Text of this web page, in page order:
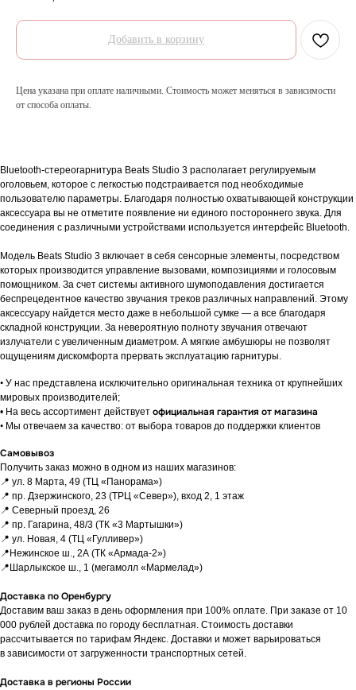
Добавить в корзину
Цена указана при оплате наличными. Стоимость может меняться в зависимости
от способа оплаты.
Bluetooth-стереогарнитура Beats Studio 3 располагает регулируемым
оголовьем, которое с легкостью подстраивается под необходимые
пользователю параметры. Благодаря полностью охватывающей конструкции
аксессуара вы не отметите появление ни единого постороннего звука. Для
соединения с различными устройствами используется интерфейс Bluetooth.
Модель Beats Studio 3 включает в себя сенсорные элементы, посредством
которых производится управление вызовами, композициями и голосовым
помощником. За счет системы активного шумоподавления достигается
беспрецедентное качество звучания треков различных направлений. Этому
аксессуару найдется место даже в небольшой сумке — а все благодаря
складной конструкции. За невероятную полноту звучания отвечают
излучатели с увеличенным диаметром. А мягкие амбушюры не позволят
ощущениям дискомфорта прервать эксплуатацию гарнитуры.
• У нас представлена исключительно оригинальная техника от крупнейших
мировых производителей;
• На весь ассортимент действует официальная гарантия от магазина
• Мы отвечаем за качество: от выбора товаров до поддержки клиентов
Самовывоз
Получить заказ можно в одном из наших магазинов:
📍 ул. 8 Марта, 49 (ТЦ «Панорама»)
📍 пр. Дзержинского, 23 (ТРЦ «Север»), вход 2, 1 этаж
📍 Северный проезд, 26
📍 пр. Гагарина, 48/3 (ТК «3 Мартышки»)
📍 ул. Новая, 4 (ТЦ «Гулливер»)
📍Нежинское ш., 2А (ТК «Армада-2»)
📍Шарлыкское ш., 1 (мегамолл «Мармелад»)
Доставка по Оренбургу
Доставим ваш заказ в день оформления при 100% оплате. При заказе от 10
000 рублей доставка по городу бесплатная. Стоимость доставки
рассчитывается по тарифам Яндекс. Доставки и может варьироваться
в зависимости от загруженности транспортных сетей.
Доставка в регионы России
Мы можем специально для вас
Для этого оставьте заявку на сайте
и наш менеджер свяжется с вами
в ближайшее время.
Доставка осуществляется
(Подробнее у менеджера)
ЕСЛИ ВЫНЕ НАШЛИ
В КАТАЛОГЕТО, ЧТО
НУЖНО?